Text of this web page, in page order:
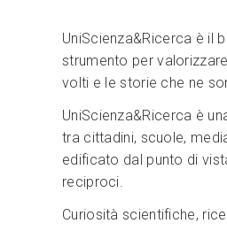
UniScienza&Ricerca è il
strumento per
volti e le storie che ne
UniScienza&Ricerca è
tra cittadini, scuole,
edificato dal punto di
reciproci.
Curiosità scientifiche,